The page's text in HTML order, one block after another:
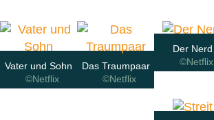
Vater und Sohn
©Netflix
Das Traumpaar
©Netflix
Der Nerd
©Netflix